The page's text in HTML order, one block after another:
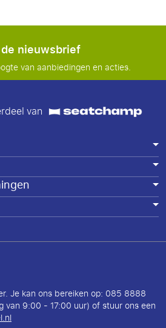
nieuwsbrief
van aanbiedingen en acties.
van
Je kan ons bereiken op: 085 8888
van 9:00 - 17:00 uur) of stuur ons een